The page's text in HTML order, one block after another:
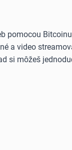
pomocou
a video
si môžeš